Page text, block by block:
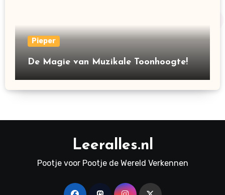
Pieper
De Magie van Muzikale Toonhoogte!
Leeralles.nl
Pootje voor Pootje de Wereld Verkennen